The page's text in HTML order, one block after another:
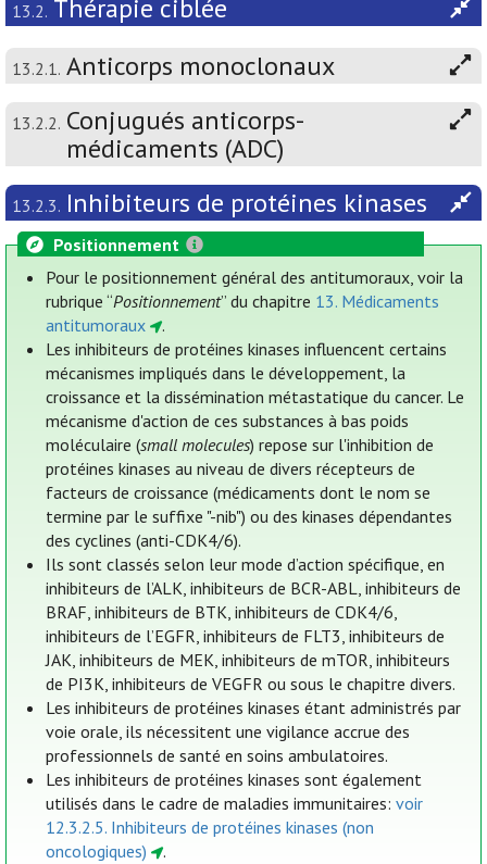
13.2. Thérapie ciblée
13.2.1. Anticorps monoclonaux
13.2.2. Conjugués anticorps-
médicaments (ADC)
13.2.3. Inhibiteurs de protéines kinases
Positionnement
Pour le positionnement général des antitumoraux, voir la
rubrique “Positionnement” du chapitre 13. Médicaments
antitumoraux
.
Les inhibiteurs de protéines kinases influencent certains
mécanismes impliqués dans le développement, la
croissance et la dissémination métastatique du cancer. Le
mécanisme d'action de ces substances à bas poids
moléculaire (small molecules) repose sur l'inhibition de
protéines kinases au niveau de divers récepteurs de
facteurs de croissance (médicaments dont le nom se
termine par le suffixe "-nib") ou des kinases dépendantes
des cyclines (anti-CDK4/6).
Ils sont classés selon leur mode d’action spécifique, en
inhibiteurs de l’ALK, inhibiteurs de BCR-ABL, inhibiteurs de
BRAF, inhibiteurs de BTK, inhibiteurs de CDK4/6,
inhibiteurs de l’EGFR, inhibiteurs de FLT3, inhibiteurs de
JAK, inhibiteurs de MEK, inhibiteurs de mTOR, inhibiteurs
de PI3K, inhibiteurs de VEGFR ou sous le chapitre divers.
Les inhibiteurs de protéines kinases étant administrés par
voie orale, ils nécessitent une vigilance accrue des
professionnels de santé en soins ambulatoires.
Les inhibiteurs de protéines kinases sont également
utilisés dans le cadre de maladies immunitaires:voir
12.3.2.5. Inhibiteurs de protéines kinases (non
oncologiques)
.